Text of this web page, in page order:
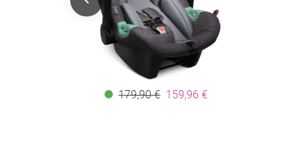
179,90 € 159,96 €